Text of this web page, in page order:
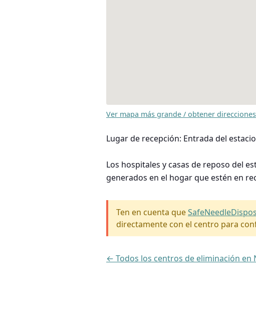
Ver mapa más grande / obtener
Lugar de recepción: Entrada del
Los hospitales y casas de reposo del
generados en el hogar que estén en
Ten en cuenta que
directamente con el centro para
← Todos los centros de eliminación en